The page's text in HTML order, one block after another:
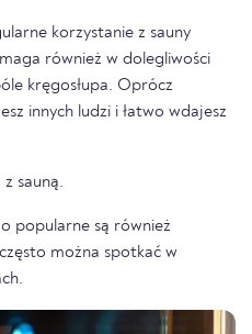
korzystanie z sauny
również w dolegliwości
kręgosłupa. Oprócz
innych ludzi i łatwo wdajesz
sauną.
popularne są również
można spotkać w